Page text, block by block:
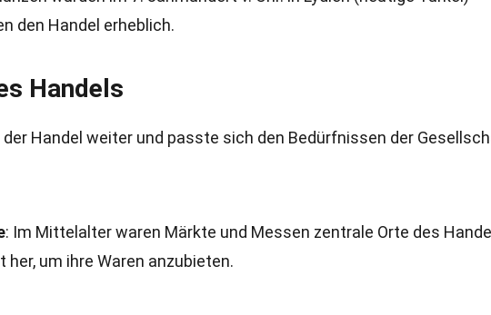
den Handel erheblich.
Handels
Handel weiter und passte sich den Bedürfnissen der
: Im Mittelalter waren Märkte und Messen zentrale Orte des
um ihre Waren anzubieten.